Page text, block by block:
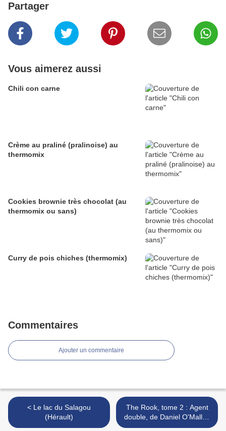
Partager
Vous aimerez aussi
Chili con carne
Crème au praliné (pralinoise) au
thermomix
Cookies brownie très chocolat (au
thermomix ou sans)
Curry de pois chiches (thermomix)
Commentaires
Ajouter un commentaire
< Le lac du Salagou
(Hérault)
The Rook, tome 2 : Agent
double, de Daniel O'Malley
>